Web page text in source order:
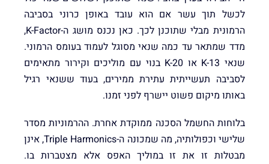
לכשל תוך עשר אם הוא עובד באופן כרוני בסביבה
הרמונית מבלי שתוכנן לכך. כאן נכנס מושג ה-K-Factor,
מדד שמתאר עד כמה שנאי מסוגל לעמוד בעומס הרמוני.
שנאי K-13 או K-20 בנוי עם מוליכים וקירור מתאימים
לסביבה תעשייתית עתירת ממירים, בעוד ששנאי רגיל
באותו מיקום פשוט יישרף לפני זמנו.
בלוחות החשמל הסכנה ממוקדת אחרת. ההרמוניות מסדר
שלישי וכפולותיה, מה שמכונה ה-Triple Harmonics, אינן
מבטלות זו את זו במוליך האפס אלא מצטברות בו.